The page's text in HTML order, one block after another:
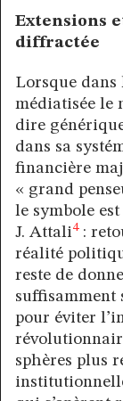
Extensions
diffractée
Lorsque
médiatisée le
dire
dans sa
financière
« grand
le symbole
J. Attali4:
réalité
reste de
suffisamment
pour éviter
sphères plus